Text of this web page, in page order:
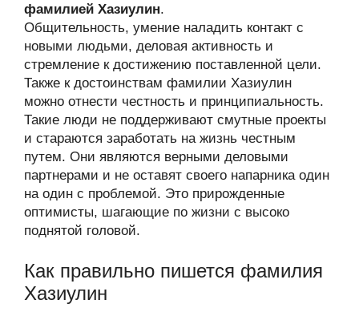
фамилией Хазиулин.
Общительность, умение наладить контакт с
новыми людьми, деловая активность и
стремление к достижению поставленной цели.
Также к достоинствам фамилии Хазиулин
можно отнести честность и принципиальность.
Такие люди не поддерживают смутные проекты
и стараются заработать на жизнь честным
путем. Они являются верными деловыми
партнерами и не оставят своего напарника один
на один с проблемой. Это прирожденные
оптимисты, шагающие по жизни с высоко
поднятой головой.
Как правильно пишется фамилия
Хазиулин